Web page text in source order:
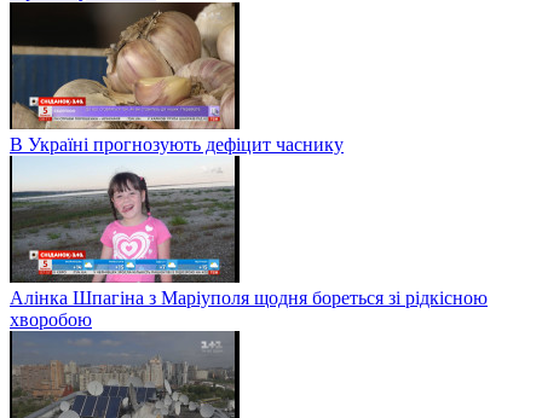
В Україні прогнозують дефіцит часнику
Алінка Шпагіна з Маріуполя щодня бореться зі рідкісною
хворобою